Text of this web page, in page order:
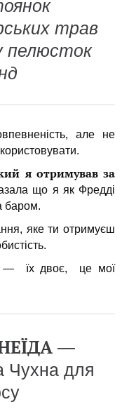
трав
пелюсток
але не
я отримував за
що я як Фредді
баром.
яке ти отримуєш
— їх двоє, це мої
—
Чухна для